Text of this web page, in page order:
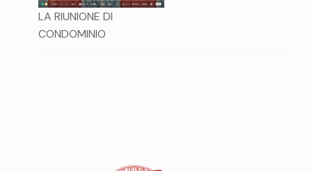
LA RIUNIONE DI
CONDOMINIO